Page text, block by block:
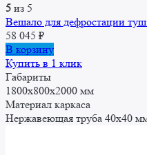
5 из 5
Вешало для дефростации
58 045 ₽
В корзину
Купить в 1 клик
Габариты
1800x800x2000 мм
Материал каркаса
Нержавеющая труба 40х40